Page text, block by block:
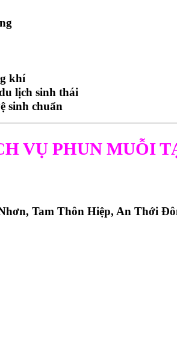
khí
lịch sinh thái
sinh chuẩn
VỤ PHUN MUỖI
Tam Thôn Hiệp, An Thới